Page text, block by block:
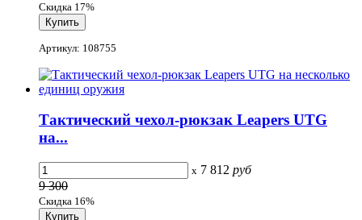
Скидка 17%
Артикул: 108755
Тактический чехол-рюкзак Leapers UTG
на...
x 7 812 руб
9 300
Скидка 16%